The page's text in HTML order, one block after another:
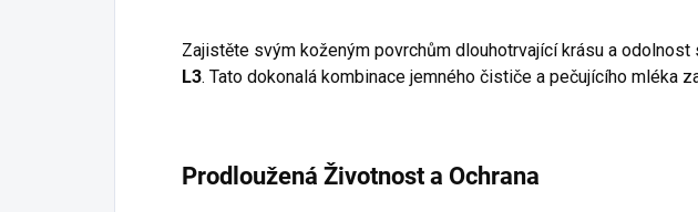
Zajistěte svým koženým povrchům dlouhotrvající krásu a odolnost
L3. Tato dokonalá kombinace jemného čističe a pečujícího mléka
Prodloužená Životnost a Ochrana